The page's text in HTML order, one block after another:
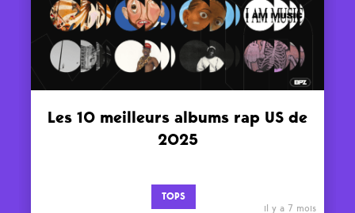
Les 10 meilleurs albums rap US de
2025
TOPS
il y a 7 mois